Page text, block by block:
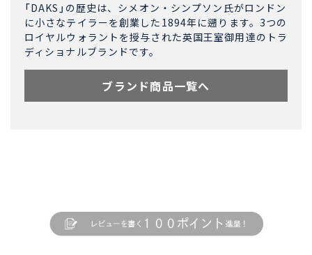
「DAKS」の歴史は、シメオン・シンプソン氏がロンドン
に小さなテイラーを創業した1894年に遡ります。3つの
ロイヤルウォラントを授与された英国王室御用達のトラ
ディショナルブランドです。
ブランド商品一覧へ